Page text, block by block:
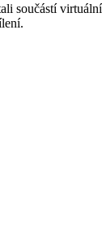
součástí